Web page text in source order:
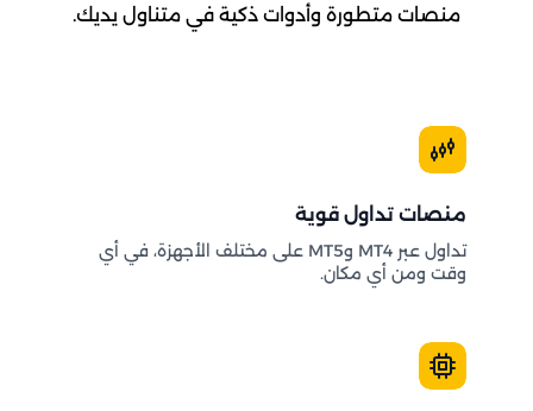
منصات متطورة وأدوات ذكية في متناول يديك.
منصات تداول قوية
تداول عبر MT4 وMT5 على مختلف الأجهزة، في أي
وقت ومن أي مكان.